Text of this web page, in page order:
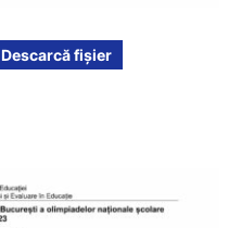
Descarcă fișier